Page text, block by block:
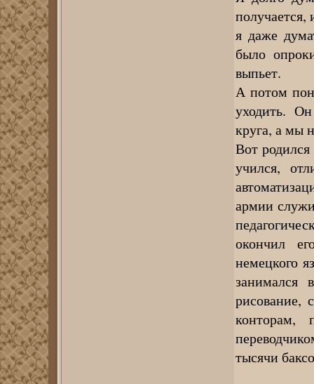
получается,
я даже
было
выпьет.
А потом
уходить.
круга, а мы
Вот
учился,
армии
окончил
немецкого
занимался
рисование,
конторам,
тысячи